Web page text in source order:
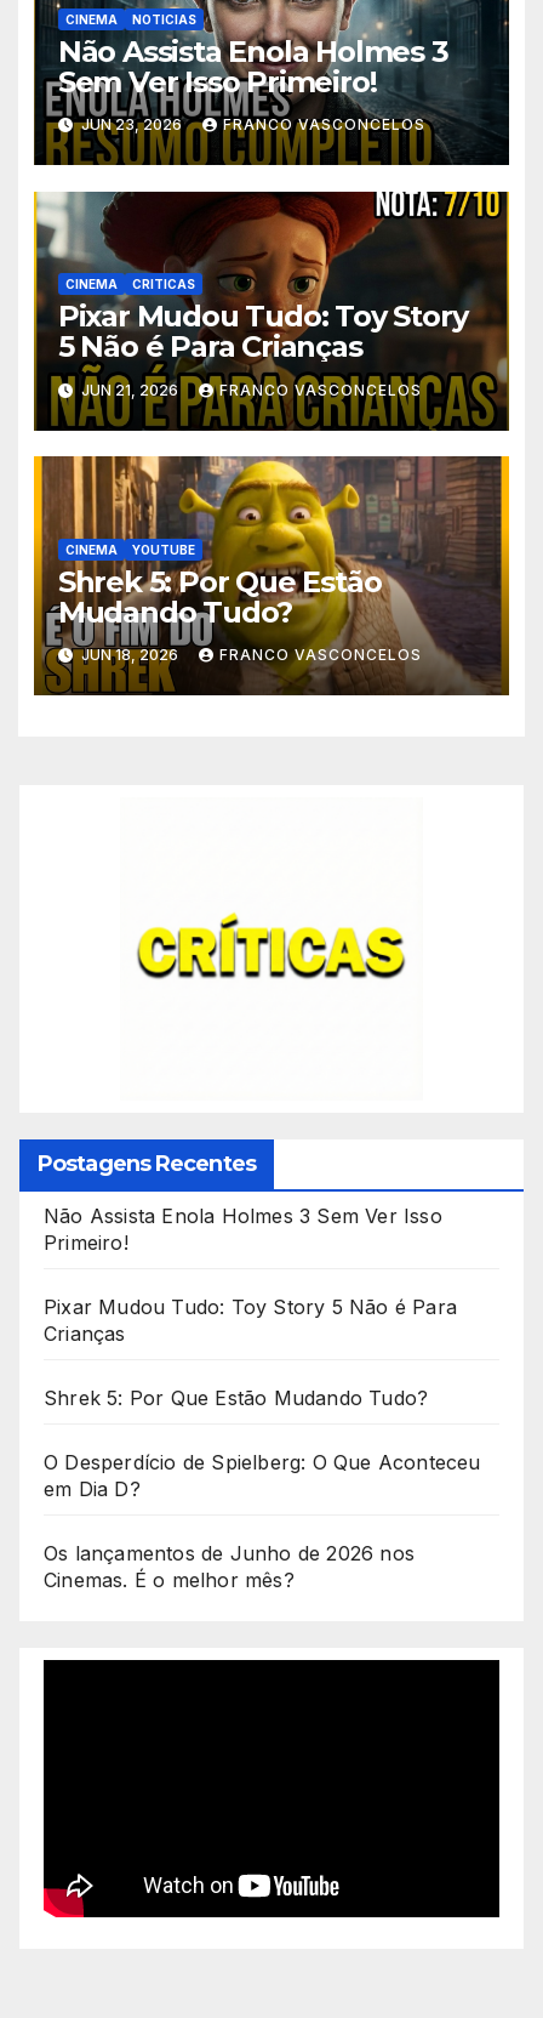
CINEMA NOTICIAS
Não Assista Enola Holmes 3
Sem Ver Isso Primeiro!
JUN 23, 2026 FRANCO VASCONCELOS
CINEMA CRITICAS
Pixar Mudou Tudo: Toy Story
5 Não é Para Crianças
JUN 21, 2026 FRANCO VASCONCELOS
CINEMA YOUTUBE
Shrek 5: Por Que Estão
Mudando Tudo?
JUN 18, 2026 FRANCO VASCONCELOS
Postagens Recentes
Não Assista Enola Holmes 3 Sem Ver Isso
Primeiro!
Pixar Mudou Tudo: Toy Story 5 Não é Para
Crianças
Shrek 5: Por Que Estão Mudando Tudo?
O Desperdício de Spielberg: O Que Aconteceu
em Dia D?
Os lançamentos de Junho de 2026 nos
Cinemas. É o melhor mês?